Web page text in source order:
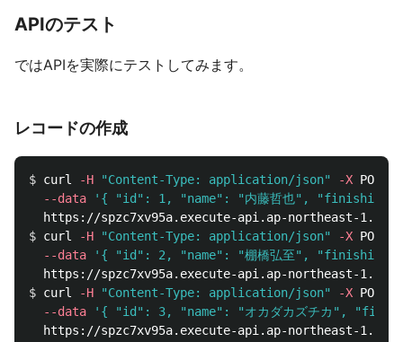
APIのテスト
ではAPIを実際にテストしてみます。
レコードの作成
$ curl -H "Content-Type: application/json" -X POST
--data
'{ "id": 1, "name": "内藤哲也",
$ curl -H "Content-Type: application/json" -X POST
--data
'{ "id": 2, "name": "棚橋弘至",
$ curl -H "Content-Type: application/json" -X POST
--data
'{ "id": 3, "name": "オカダカズチカ",